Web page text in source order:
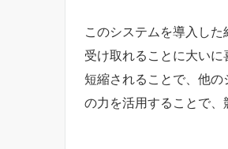
このシステムを導入し
受け取れることに大い
短縮されることで、他
の力を活用することで、